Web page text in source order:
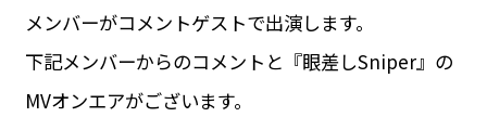
メンバーがコメントゲストで出演します。
下記メンバーからのコメントと『眼差しSniper』の
MVオンエアがございます。